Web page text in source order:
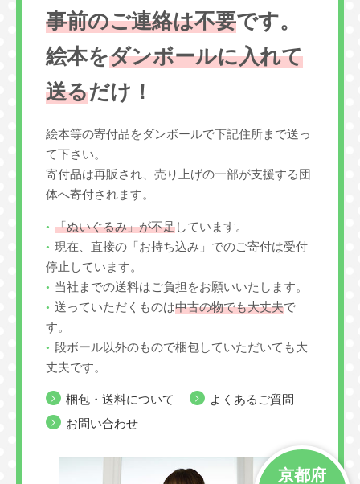
事前のご連絡は不要です。
絵本をダンボールに入れて
送るだけ！
絵本等の寄付品をダンボールで下記住所まで送っ
て下さい。
寄付品は再販され、売り上げの一部が支援する団
体へ寄付されます。
「ぬいぐるみ」が不足しています。
現在、直接の「お持ち込み」でのご寄付は受付
停止しています。
当社までの送料はご負担をお願いいたします。
送っていただくものは中古の物でも大丈夫で
す。
段ボール以外のもので梱包していただいても大
丈夫です。
梱包・送料について
よくあるご質問
お問い合わせ
京都府